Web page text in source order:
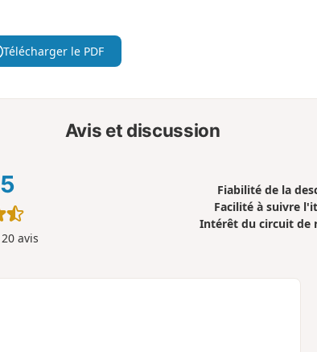
Télécharger le PDF
Avis et discussion
5
20avis
Fiabilité de la
Facilité à suivre
Intérêt du circuit de